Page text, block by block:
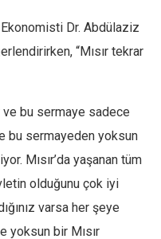
Ekonomisti Dr. Abdülaziz
“Mısır tekrar
ve bu sermaye sadece
bu sermayeden yoksun
Mısır’da yaşanan tüm
olduğunu çok iyi
varsa her şeye
yoksun bir Mısır